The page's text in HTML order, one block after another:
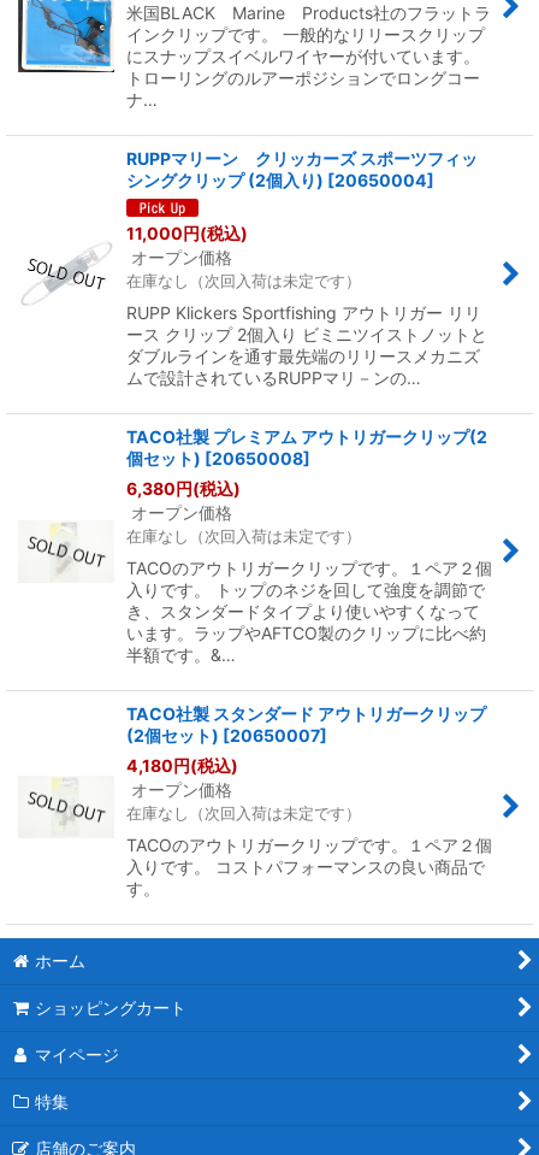
米国BLACK Marine Products社のフラットラ
インクリップです。 一般的なリリースクリップ
にスナップスイベルワイヤーが付いています。
トローリングのルアーポジションでロングコー
ナ…
RUPPマリーン クリッカーズ スポーツフィッ
シングクリップ (2個入り) [20650004]
11,000円(税込)
オープン価格
在庫なし（次回入荷は未定です）
RUPP Klickers Sportfishing アウトリガー リリ
ース クリップ 2個入り ビミニツイストノットと
ダブルラインを通す最先端のリリースメカニズ
ムで設計されているRUPPマリ－ンの…
TACO社製 プレミアム アウトリガークリップ(2
個セット) [20650008]
6,380円(税込)
オープン価格
在庫なし（次回入荷は未定です）
TACOのアウトリガークリップです。１ペア２個
入りです。 トップのネジを回して強度を調節で
き、スタンダードタイプより使いやすくなって
います。ラップやAFTCO製のクリップに比べ約
半額です。&…
TACO社製 スタンダード アウトリガークリップ
(2個セット) [20650007]
4,180円(税込)
オープン価格
在庫なし（次回入荷は未定です）
TACOのアウトリガークリップです。１ペア２個
入りです。 コストパフォーマンスの良い商品で
す。
ホーム
ショッピングカート
マイページ
特集
店舗のご案内